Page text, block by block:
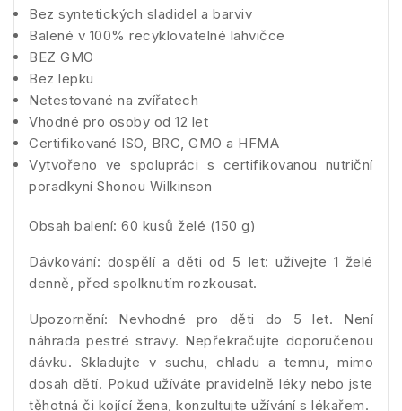
Bez syntetických sladidel a barviv
Balené v 100% recyklovatelné lahvičce
BEZ GMO
Bez lepku
Netestované na zvířatech
Vhodné pro osoby od 12 let
Certifikované ISO, BRC, GMO a HFMA
Vytvořeno ve spolupráci s certifikovanou nutriční
poradkyní Shonou Wilkinson
Obsah balení: 60 kusů želé (150 g)
Dávkování: dospělí a děti od 5 let: užívejte 1 želé
denně, před spolknutím rozkousat.
Upozornění: Nevhodné pro děti do 5 let. Není
náhrada pestré stravy. Nepřekračujte doporučenou
dávku. Skladujte v suchu, chladu a temnu, mimo
dosah dětí. Pokud užíváte pravidelně léky nebo jste
těhotná či kojící žena, konzultujte užívání s lékařem.